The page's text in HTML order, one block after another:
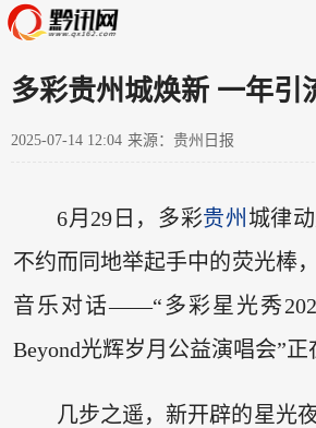
多彩贵州城焕新 一年引
2025-07-14 12:04 来源：贵州日报
6月29日，多彩贵州 城律
不约而同地举起手中的荧光棒
音乐对话——“多彩星光秀
Beyond光辉岁月公益演唱会”正
几步之遥，新开辟的星光